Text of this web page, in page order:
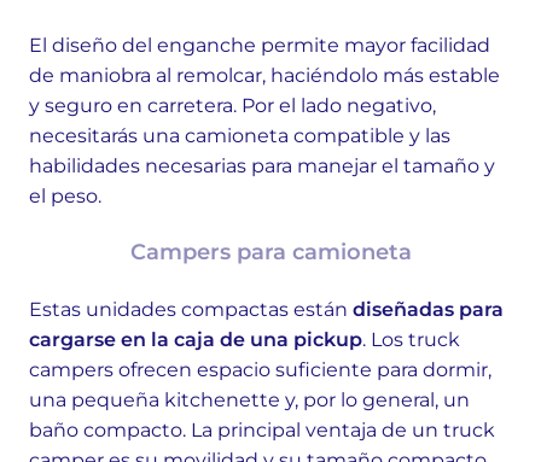
El diseño del enganche permite mayor facilidad
de maniobra al remolcar, haciéndolo más estable
y seguro en carretera. Por el lado negativo,
necesitarás una camioneta compatible y las
habilidades necesarias para manejar el tamaño y
el peso.
Campers para camioneta
Estas unidades compactas están diseñadas para
cargarse en la caja de una pickup. Los truck
campers ofrecen espacio suficiente para dormir,
una pequeña kitchenette y, por lo general, un
baño compacto. La principal ventaja de un truck